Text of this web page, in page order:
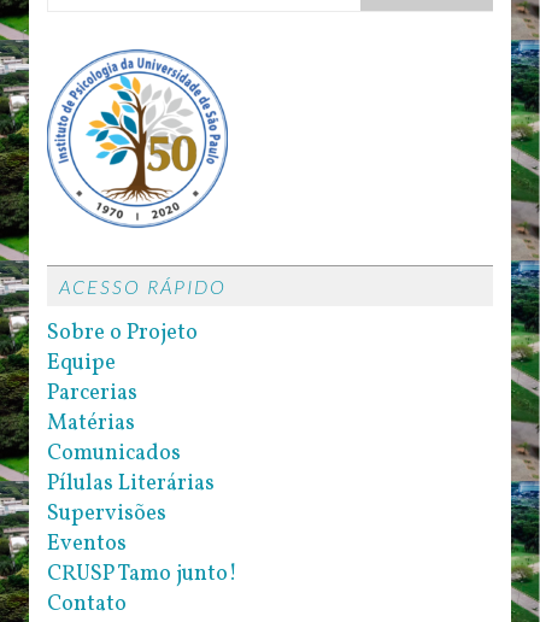
ACESSO RÁPIDO
Sobre o Projeto
Equipe
Parcerias
Matérias
Comunicados
Pílulas Literárias
Supervisões
Eventos
CRUSP Tamo junto!
Contato